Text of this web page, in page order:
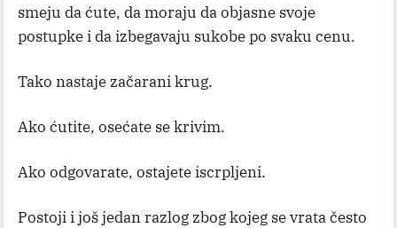
smeju da ćute, da moraju da objasne svoje
postupke i da izbegavaju sukobe po svaku cenu.
Tako nastaje začarani krug.
Ako ćutite, osećate se krivim.
Ako odgovarate, ostajete iscrpljeni.
Postoji i još jedan razlog zbog kojeg se vrata često